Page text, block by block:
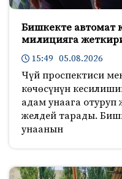
Бишкекте автомат
милицияга
15:49 05.08.2026
Чүй проспектиси
көчөсүнүн
адам унаага
желдей тарады.
унаанын